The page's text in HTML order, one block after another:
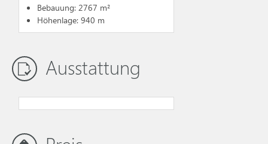
Bebauung: 2767 m²
Höhenlage: 940 m
Ausstattung